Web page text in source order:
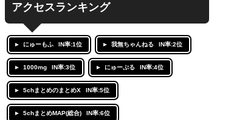
アクセスランキング
にゅーもふ IN率:1位 我無ちゃんねる IN率:2位
1000mg IN率:3位 にゅーぷる IN率:4位
5chまとめのまとめX IN率:5位
5chまとめMAP(総合) IN率:6位